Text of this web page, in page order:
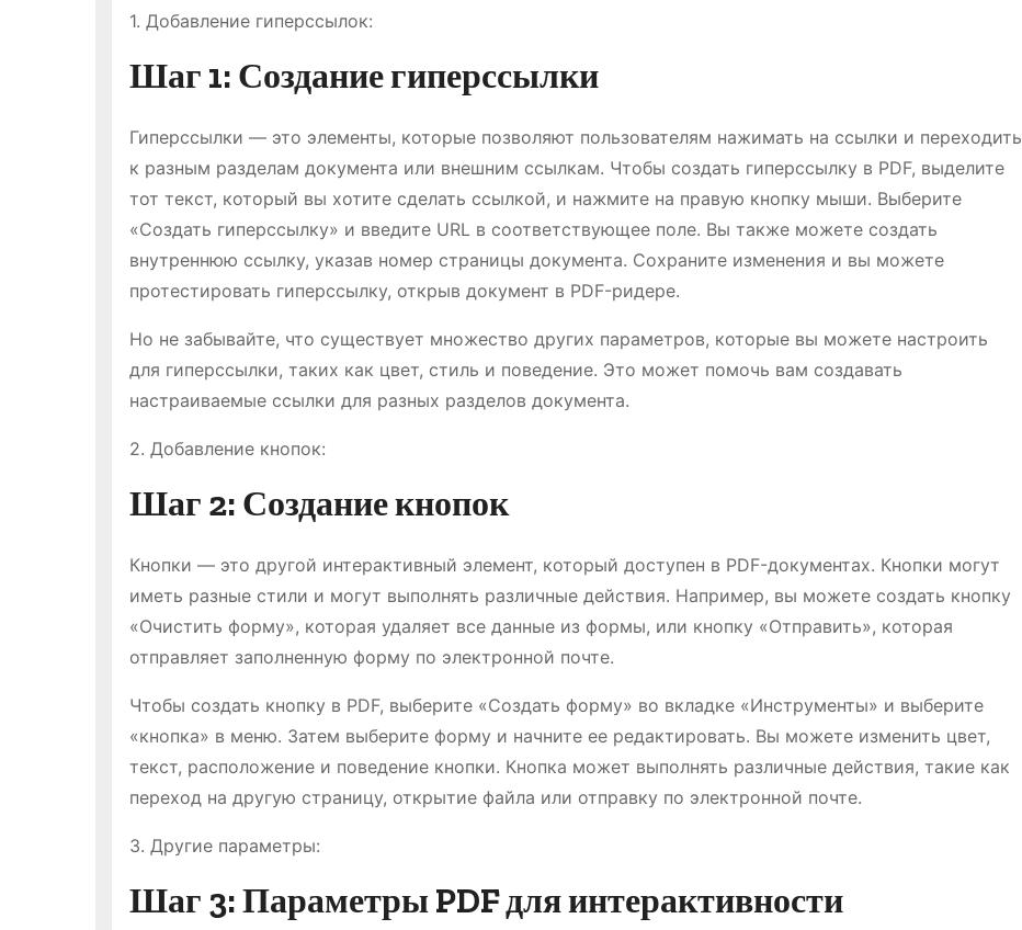
1. Добавление гиперссылок:
Шаг 1: Создание гиперссылки
Гиперссылки — это элементы, которые позволяют пользователям нажимать на ссылки и переходить
к разным разделам документа или внешним ссылкам. Чтобы создать гиперссылку в PDF, выделите
тот текст, который вы хотите сделать ссылкой, и нажмите на правую кнопку мыши. Выберите
«Создать гиперссылку» и введите URL в соответствующее поле. Вы также можете создать
внутреннюю ссылку, указав номер страницы документа. Сохраните изменения и вы можете
протестировать гиперссылку, открыв документ в PDF-ридере.
Но не забывайте, что существует множество других параметров, которые вы можете настроить
для гиперссылки, таких как цвет, стиль и поведение. Это может помочь вам создавать
настраиваемые ссылки для разных разделов документа.
2. Добавление кнопок:
Шаг 2: Создание кнопок
Кнопки — это другой интерактивный элемент, который доступен в PDF-документах. Кнопки могут
иметь разные стили и могут выполнять различные действия. Например, вы можете создать кнопку
«Очистить форму», которая удаляет все данные из формы, или кнопку «Отправить», которая
отправляет заполненную форму по электронной почте.
Чтобы создать кнопку в PDF, выберите «Создать форму» во вкладке «Инструменты» и выберите
«кнопка» в меню. Затем выберите форму и начните ее редактировать. Вы можете изменить цвет,
текст, расположение и поведение кнопки. Кнопка может выполнять различные действия, такие как
переход на другую страницу, открытие файла или отправку по электронной почте.
3. Другие параметры:
Шаг 3: Параметры PDF для интерактивности